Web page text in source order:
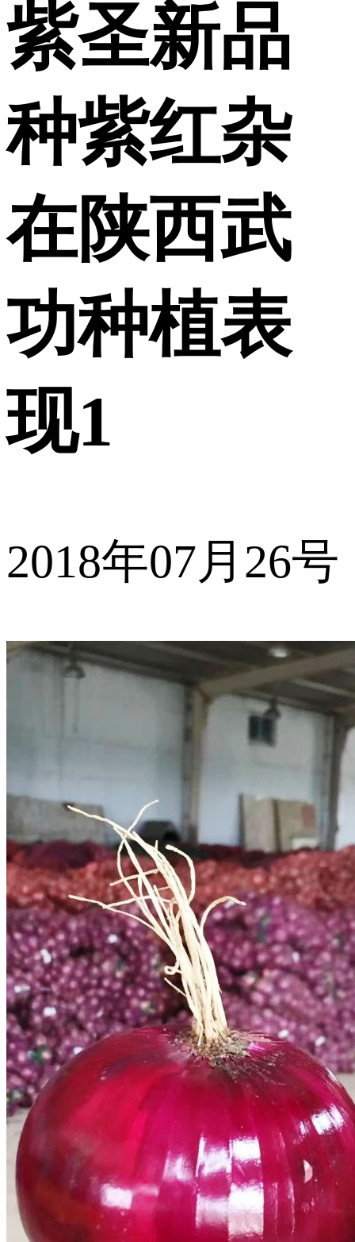
紫圣新品
种紫红杂
在陕西武
功种植表
现1
2018年07月26号